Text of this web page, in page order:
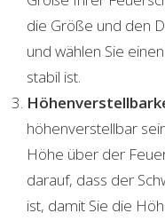
die Größe und den
und wählen Sie
stabil ist.
höhenverstellbar
Höhe über der
darauf, dass der
ist, damit Sie die